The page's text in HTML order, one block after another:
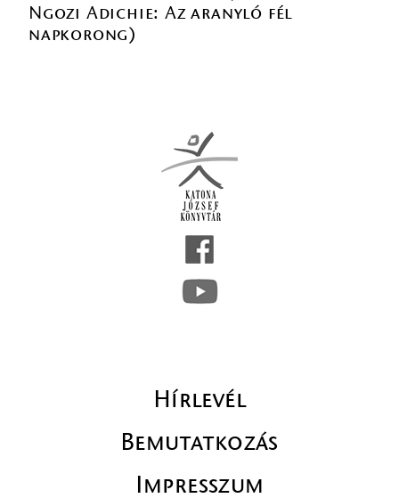
Ngozi Adichie: Az aranyló fél
napkorong)
Hírlevél
Bemutatkozás
Impresszum